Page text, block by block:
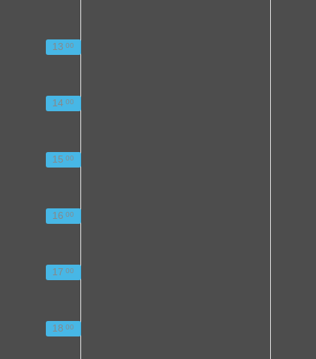
13 00
14 00
15 00
16 00
17 00
18 00